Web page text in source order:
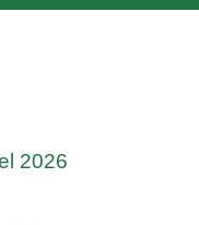
2026